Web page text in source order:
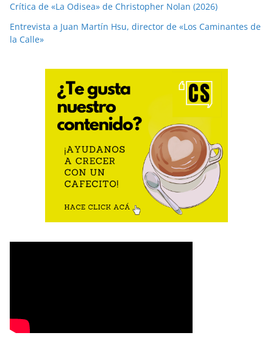
Crítica de «La Odisea» de Christopher Nolan (2026)
Entrevista a Juan Martín Hsu, director de «Los Caminantes de
la Calle»